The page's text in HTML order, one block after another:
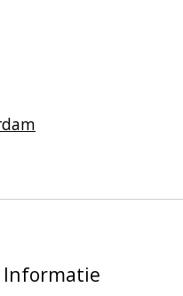
Informatie